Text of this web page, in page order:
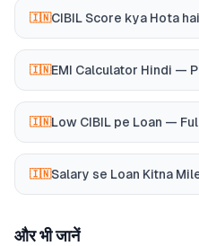
🇮🇳CIBIL Score kya Hota
🇮🇳EMI Calculator Hindi —
🇮🇳Low CIBIL pe Loan —
🇮🇳Salary se Loan Kitna
और भी जानें